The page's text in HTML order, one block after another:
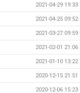
2021-04-29 19:33
2021-04-25 09:52
2021-03-27 09:59
2021-02-01 21:06
2021-01-10 13:22
2020-12-15 21:51
2020-12-06 15:23